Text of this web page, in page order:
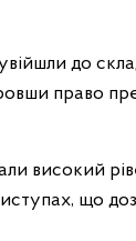
до
право
високий
що